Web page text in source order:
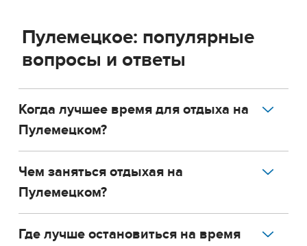
Пулемецкое: популярные
вопросы и ответы
Когда лучшее время для отдыха на
Пулемецком?
Чем заняться отдыхая на
Пулемецком?
Где лучше остановиться на время